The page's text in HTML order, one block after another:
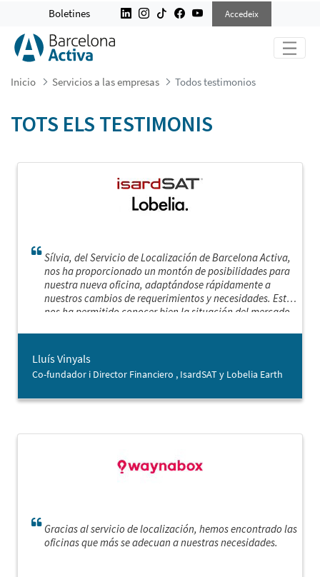
TODOS TESTIMONIOS
Boletines Accedeix
Inicio Servicios a las empresas Todos testimonios
TOTS ELS TESTIMONIS
Sílvia, del Servicio de Localización de Barcelona Activa,
nos ha proporcionado un montón de posibilidades para
nuestra nueva oficina, adaptándose rápidamente a
nuestros cambios de requerimientos y necesidades. Esto
nos ha permitido conocer bien la situación del mercado
cuando la hemos encontrado.”
Lluís Vinyals
Co-fundador i Director Financiero , IsardSAT y Lobelia Earth
Gracias al servicio de localización, hemos encontrado las
oficinas que más se adecuan a nuestras necesidades.